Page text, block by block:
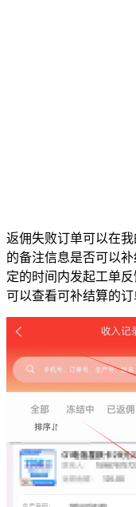
返佣失败订单可以在
的备注信息是否可以
定的时间内发起工单反
可以查看可补结算的订